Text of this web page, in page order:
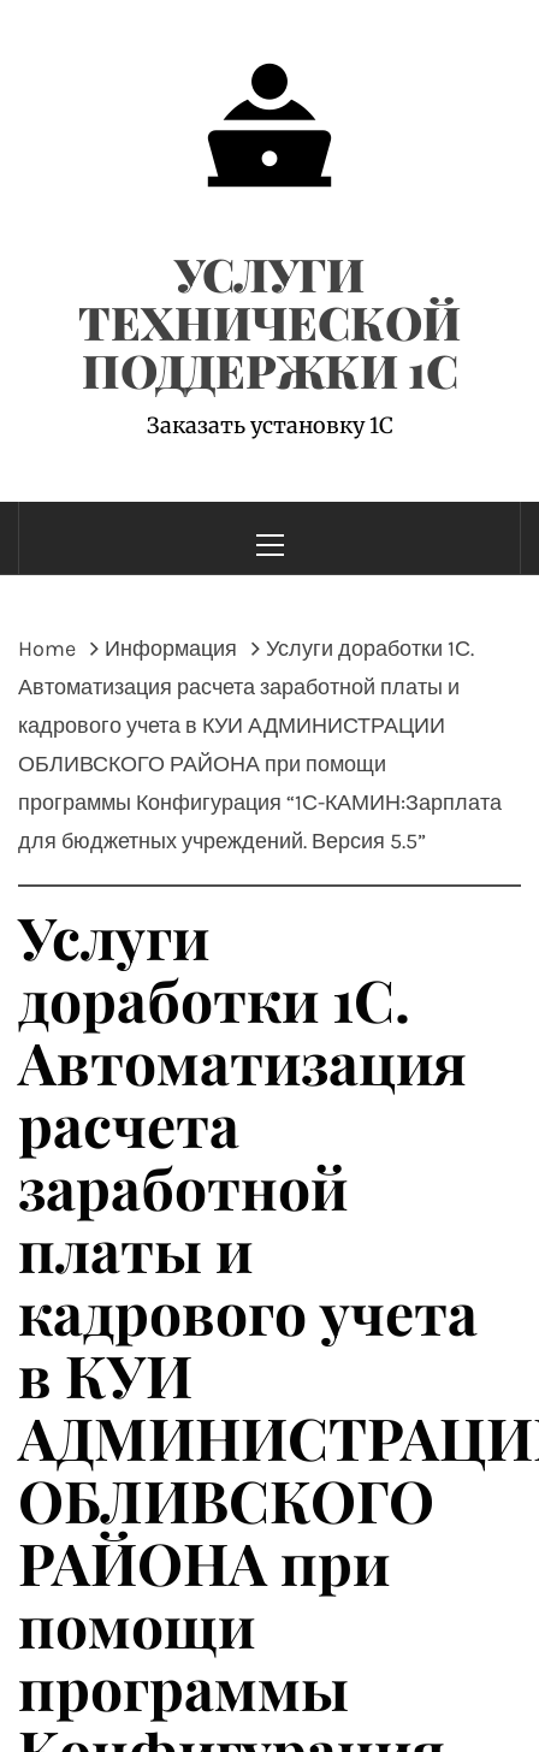
УСЛУГИ
ТЕХНИЧЕСКОЙ
ПОДДЕРЖКИ 1С
Заказать установку 1С
Menu
Home Информация
Услуги доработки 1С.
Автоматизация расчета заработной платы и
кадрового учета в КУИ АДМИНИСТРАЦИИ
ОБЛИВСКОГО РАЙОНА при помощи
программы Конфигурация “1С-КАМИН:Зарплата
для бюджетных учреждений. Версия 5.5”
Услуги
доработки 1С.
Автоматизация
расчета
заработной
платы и
кадрового учета
в КУИ
ОБЛИВСКОГО
РАЙОНА при
помощи
программы